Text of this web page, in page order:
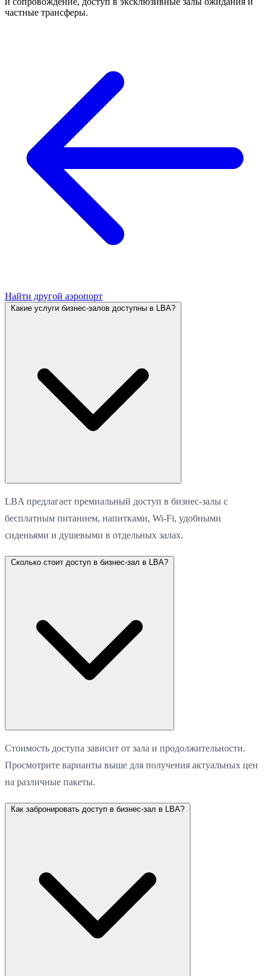
частные трансферы.
Найти другой аэропорт
Какие услуги бизнес-залов доступны в LBA?
LBA предлагает премиальный доступ в бизнес-залы с
бесплатным питанием, напитками, Wi-Fi, удобными
сиденьями и душевыми в отдельных залах.
Сколько стоит доступ в бизнес-зал в LBA?
Стоимость доступа зависит от зала и продолжительности.
Просмотрите варианты выше для получения актуальных цен
на различные пакеты.
Как забронировать доступ в бизнес-зал в LBA?